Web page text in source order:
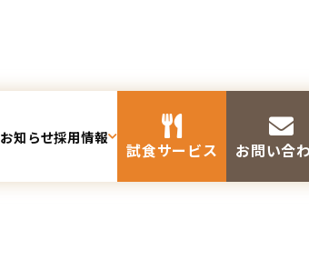
お知らせ採用情報
試食サービス お問い合